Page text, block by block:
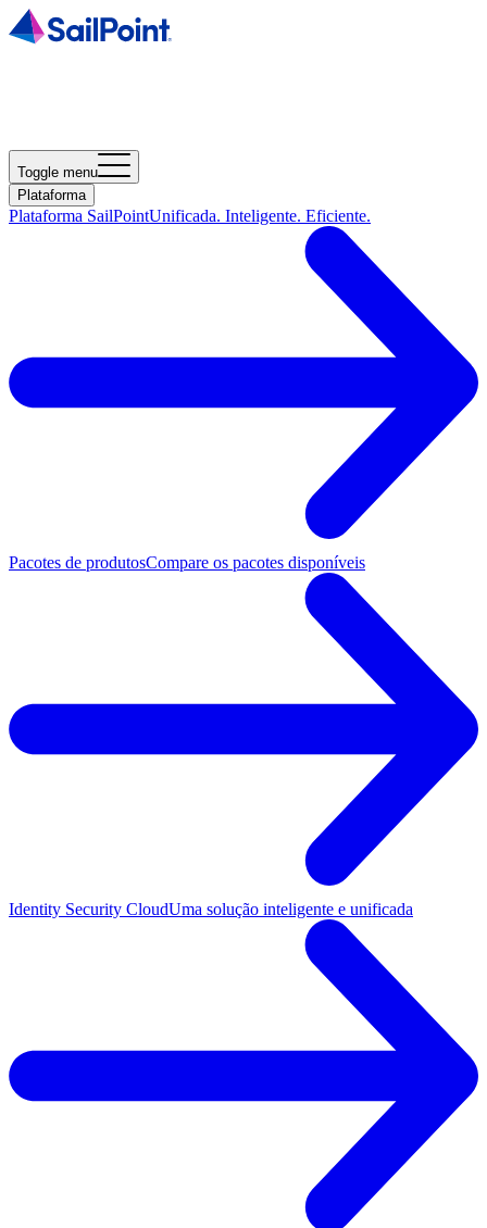
Toggle menu
Plataforma
Plataforma SailPointUnificada. Inteligente. Eficiente.
Pacotes de produtosCompare os pacotes disponíveis
Identity Security CloudUma solução inteligente e unificada